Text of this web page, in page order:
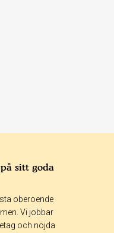
sitt goda
oberoende
Vi jobbar
och nöjda